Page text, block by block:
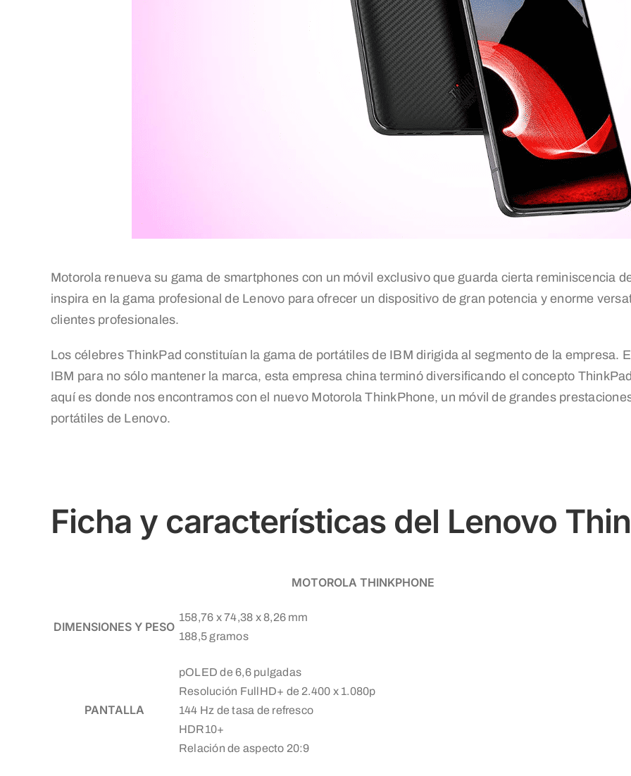
Motorola renueva su gama de smartphones con un móvil exclusivo que guarda cierta reminiscencia
inspira en la gama profesional de Lenovo para ofrecer un dispositivo de gran potencia y enorme
clientes profesionales.
Los célebres ThinkPad constituían la gama de portátiles de IBM dirigida al segmento de la empresa.
IBM para no sólo mantener la marca, esta empresa china terminó diversificando el concepto
aquí es donde nos encontramos con el nuevo Motorola ThinkPhone, un móvil de grandes
portátiles de Lenovo.
Ficha y características del Lenovo
MOTOROLA THINKPHONE
DIMENSIONES Y PESO
158,76 x 74,38 x 8,26 mm
188,5 gramos
PANTALLA
pOLED de 6,6 pulgadas
Resolución FullHD+ de 2.400 x 1.080p
144 Hz de tasa de refresco
HDR10+
Relación de aspecto 20:9